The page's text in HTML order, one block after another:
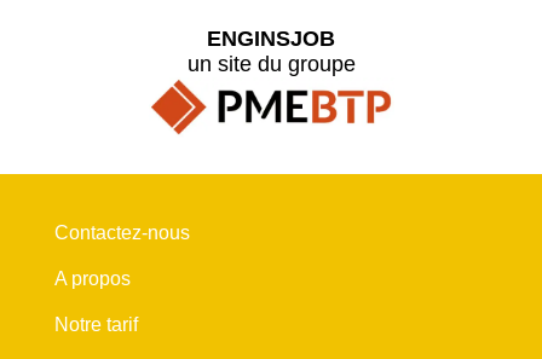
ENGINSJOB
un site du groupe
Contactez-nous
A propos
Notre tarif